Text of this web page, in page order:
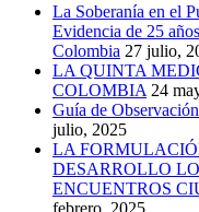
La Soberanía en el
Evidencia de 25
Colombia 27 julio,
LA QUINTA
COLOMBIA 24
Guía de
julio, 2025
LA
DESARROLLO
ENCUENTROS
febrero, 2025